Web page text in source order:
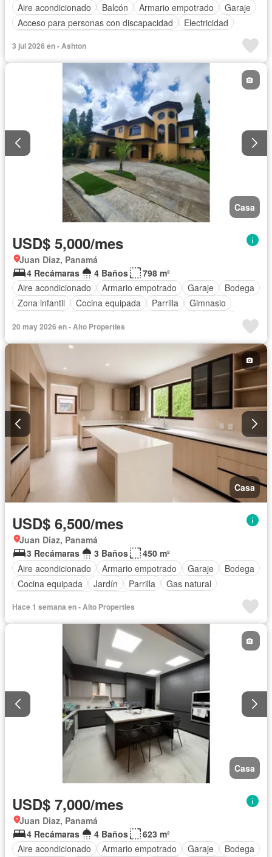
Aire acondicionado
Balcón Armario empotrado
Garaje
Acceso para personas con discapacidad
Electricidad
Vista panorámica
Agua
3 jul 2026 en - Ashton
Casa
USD$ 5,000/mes
Juan Diaz, Panamá
4 Recámaras
4 Baños
798 m²
Aire acondicionado
Armario empotrado Garaje
Bodega
Zona infantil
Cocina equipada Parrilla
Gimnasio
Cancha de tenis
20 may 2026 en - Alto Properties
Casa
USD$ 6,500/mes
Juan Diaz, Panamá
3 Recámaras
3 Baños
450 m²
Aire acondicionado
Armario empotrado Garaje
Bodega
Cocina equipada
Jardín Parrilla
Gas natural
Hace 1 semana en - Alto Properties
Casa
USD$ 7,000/mes
Juan Diaz, Panamá
4 Recámaras
4 Baños
623 m²
Aire acondicionado
Armario empotrado Garaje
Bodega